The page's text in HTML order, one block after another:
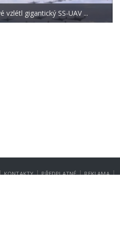
vzlétl gigantický SS-UAV ...
KONTAKTY | PŘEDPLATNÉ | REKLAMA |